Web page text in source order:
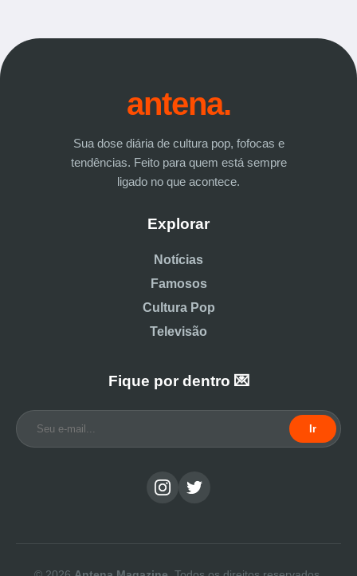
antena.
Sua dose diária de cultura pop, fofocas e
tendências. Feito para quem está sempre
ligado no que acontece.
Explorar
Notícias
Famosos
Cultura Pop
Televisão
Fique por dentro 💌
Ir